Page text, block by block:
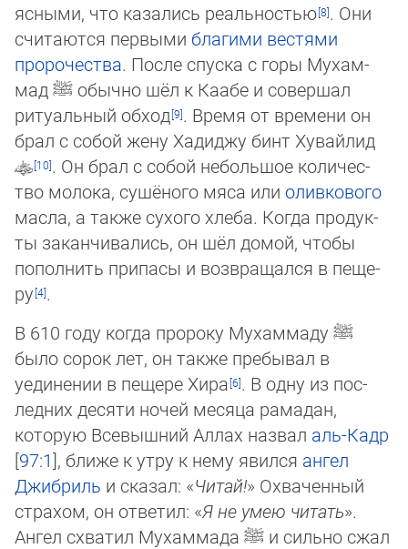
ясными, что казались ре­аль­нос­тью . Они
считаются первыми благими вестями
пророчества. После спуска с горы Му­хам­
мад ﷺ обычно шёл к Каабе и совершал
ритуальный обход
. Время от времени он
брал с собой жену Хадиджу бинт Хувайлид
. Он брал с собой небольшое ко­ли­чес­
тво мо­ло­ка, сушёного мяса или оливкового
масла, а также сухого хлеба. Когда про­дук­
ты за­кан­чи­ва­лись, он шёл домой, чтобы
пополнить припасы и возвращался в пе­ще­
ру
.
В 610 году когда пророку Мухаммаду ﷺ
было сорок лет, он также пребывал в
уединении в пещере Хира
. В одну из пос­
лед­них десяти ночей месяца рамадан,
которую Всевышний Аллах назвал аль-Кадр
[97:1], ближе к утру к нему явился ангел
Джибриль и сказал: «Читай!» Охваченный
страхом, он ответил: «Я не умею читать».
Ангел схватил Мухаммада ﷺ и сильно сжал